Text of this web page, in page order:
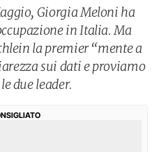
Giorgia Meloni ha
in Italia. Ma
la premier “mente a
sui dati e proviamo
due leader.